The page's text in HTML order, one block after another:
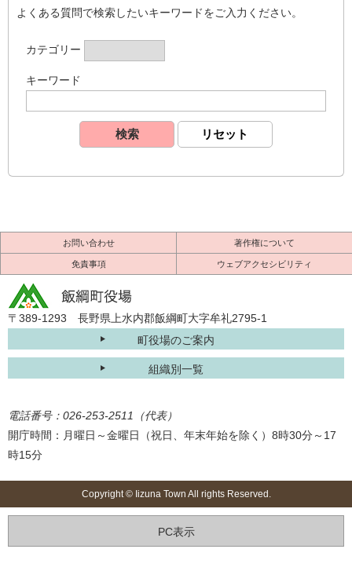
よくある質問で検索したいキーワードをご入力ください。
カテゴリー
キーワード
お問い合わせ 著作権について
免責事項 ウェブアクセシビリティ
〒389-1293 長野県上水内郡飯綱町大字牟礼2795-1
町役場のご案内
組織別一覧
電話番号：026-253-2511（代表）
開庁時間：月曜日～金曜日（祝日、年末年始を除く）8時30分～17
時15分
Copyright © Iizuna Town All rights Reserved.
PC表示